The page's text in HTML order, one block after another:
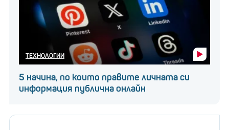
ТЕХНОЛОГИИ
5 начина, по които правите личната си
информация публична онлайн